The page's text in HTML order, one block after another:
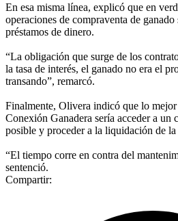
En esa misma línea, explicó que en
operaciones de compraventa de
préstamos de dinero.
“La obligación que surge de los
la tasa de interés, el ganado no era el
transando”, remarcó.
Finalmente, Olivera indicó que lo mejor
Conexión Ganadera sería acceder a un
posible y proceder a la liquidación de la
“El tiempo corre en contra del
sentenció.
Compartir: